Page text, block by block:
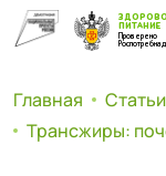
ПИТАНИЕ
Проверено
Главная
Статьи
Трансжиры: